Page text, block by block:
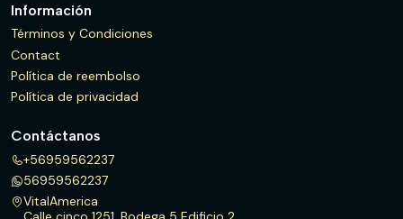
Información
Términos y Condiciones
Contact
Política de reembolso
Política de privacidad
Contáctanos
+56959562237
56959562237
VitalAmerica